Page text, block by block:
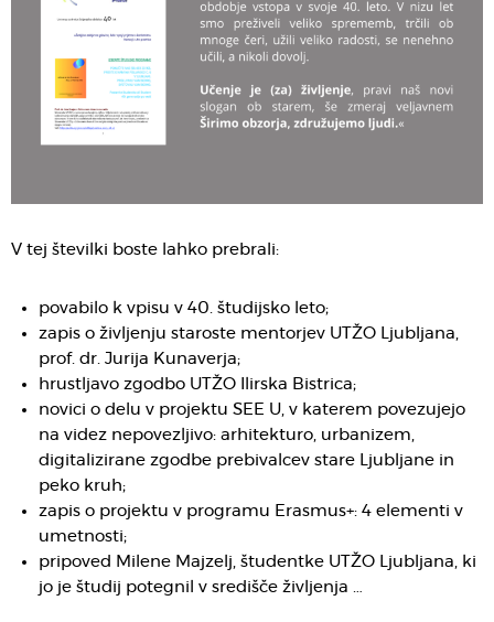
V tej številki boste lahko prebrali:
povabilo k vpisu v 40. študijsko leto;
zapis o življenju staroste mentorjev UTŽO Ljubljana,
prof. dr. Jurija Kunaverja;
hrustljavo zgodbo UTŽO Ilirska Bistrica;
novici o delu v projektu SEE U, v katerem povezujejo
na videz nepovezljivo: arhitekturo, urbanizem,
digitalizirane zgodbe prebivalcev stare Ljubljane in
peko kruh;
zapis o projektu v programu Erasmus+: 4 elementi v
umetnosti;
pripoved Milene Majzelj, študentke UTŽO Ljubljana, ki
jo je študij potegnil v središče življenja …